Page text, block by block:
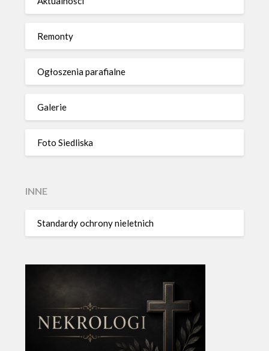
Remonty
Ogłoszenia parafialne
Galerie
Foto Siedliska
INNE
Standardy ochrony nieletnich